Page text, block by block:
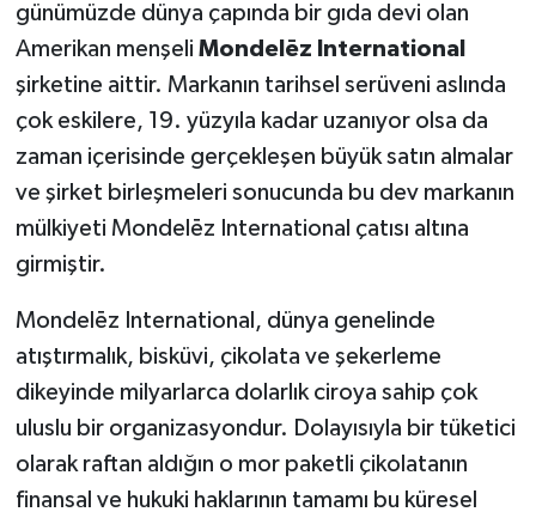
günümüzde dünya çapında bir gıda devi olan
Amerikan menşeli Mondelēz International
şirketine aittir. Markanın tarihsel serüveni aslında
çok eskilere, 19. yüzyıla kadar uzanıyor olsa da
zaman içerisinde gerçekleşen büyük satın almalar
ve şirket birleşmeleri sonucunda bu dev markanın
mülkiyeti Mondelēz International çatısı altına
girmiştir.
Mondelēz International, dünya genelinde
atıştırmalık, bisküvi, çikolata ve şekerleme
dikeyinde milyarlarca dolarlık ciroya sahip çok
uluslu bir organizasyondur. Dolayısıyla bir tüketici
olarak raftan aldığın o mor paketli çikolatanın
finansal ve hukuki haklarının tamamı bu küresel